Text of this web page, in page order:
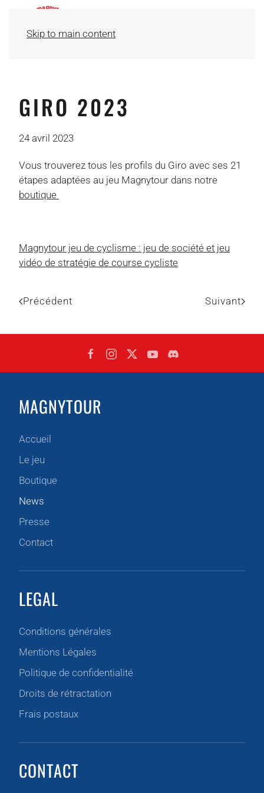
Skip to main content
GIRO 2023
24 avril 2023
Vous trouverez tous les profils du Giro avec ses 21
étapes adaptées au jeu Magnytour dans notre
boutique
Magnytour jeu de cyclisme : jeu de société et jeu
vidéo de stratégie de course cycliste
Précédent Suivant
MAGNYTOUR
Accueil
Le jeu
Boutique
News
Presse
Contact
LEGAL
Conditions générales
Mentions Légales
Politique de confidentialité
Droits de rétractation
Frais postaux
CONTACT